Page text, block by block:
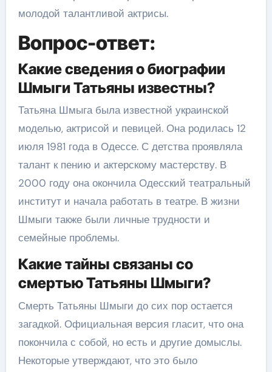
молодой талантливой актрисы.
Вопрос-ответ:
Какие сведения о биографии
Шмыги Татьяны известны?
Татьяна Шмыга была известной украинской
моделью, актрисой и певицей. Она родилась 12
июля 1981 года в Одессе. С детства проявляла
талант к пению и актерскому мастерству. В
2000 году она окончила Одесский театральный
институт и начала работать в театре. В жизни
Шмыги также были личные трудности и
семейные проблемы.
Какие тайны связаны со
смертью Татьяны Шмыги?
Смерть Татьяны Шмыги до сих пор остается
загадкой. Официальная версия гласит, что она
покончила с собой, но есть и другие домыслы.
Некоторые утверждают, что это было